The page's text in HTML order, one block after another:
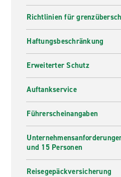
Richtlinien für
Haftungsbeschränkung
Erweiterter Schutz
Auftankservice
Führerscheinangaben
und 15 Personen
Reisegepäckversicherung